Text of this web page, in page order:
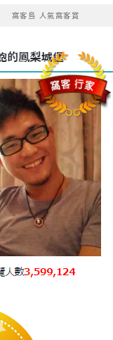
窩客島 人氣窩客賞